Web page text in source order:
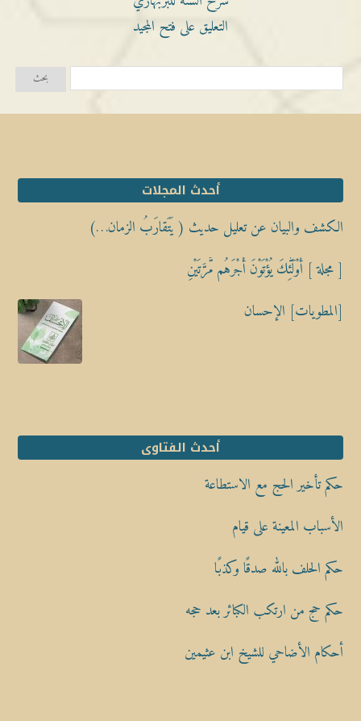
التعليق على فتح المجيد
أحدث المجلات
الكشف والبيان عن تعليل حديث ( يَتَقارَبُ الزمان…)
[ مجلة ] أُوْلَٰٓئِكَ يُؤْتَوْنَ أَجْرَهُم مَّرَّتَيْنِ
[المطويات] الإحسان
أحدث الفتاوى
حكم تأخير الحج مع الاستطاعة
الأسباب المعينة على قيام
حكم الحلف بالله صدقًا وكذبًا
حكم حج من ارتكب الكبائر بعد حجه
أحكام الأضاحي للشيخ ابن عثيمين